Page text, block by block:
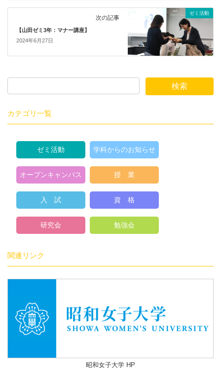
ゼミ活動
次の記事
【山田ゼミ3年：マナー講座】
2024年6月27日
カテゴリ一覧
ゼミ活動 学科からのお知らせ
オープンキャンパス 授 業
入 試 資 格
研究会 勉強会
関連リンク
昭和女子大学 HP